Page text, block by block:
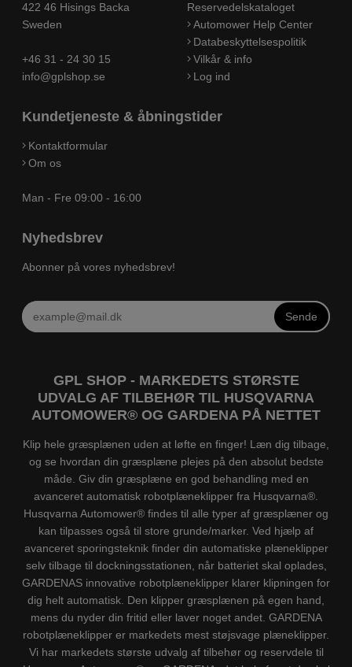
422 46 Hisings Backa
Sweden
+46 31 - 24 30 15
info@gplshop.se
Reservedelskataloget
Automower Help Center
Databeskyttelsespolitik
Vilkår & info
Log ind
Kundetjeneste & åbningstider
Kontaktformular
Om os
Man - Fre 09:00 - 16:00
Nyhedsbrev
Abonner på vores nyhedsbrev!
Sende
GPL SHOP - MARKEDETS STØRSTE
UDVALG AF TILBEHØR TIL HUSQVARNA
AUTOMOWER® OG GARDENA PÅ NETTET
Klip hele græsplænen uden at løfte en finger! Læn dig tilbage,
og se hvordan din græsplæne plejes på den absolut bedste
måde. Giv din græsplæne en god behandling med en
avanceret automatisk robotplæneklipper fra Husqvarna®.
Husqvarna Automower® findes til alle typer af græsplæner og
kan tilpasses også til store grunde/marker. Ved hjælp af
avanceret sporingsteknik finder din automatiske plæneklipper
selv tilbage til dockningsstationen, når batteriet skal oplades,
GARDENAS innovative robotplæneklipper klarer klipningen for
dig helt automatisk. Den klipper græsplænen på egen hand,
mens du nyder din fritid eller laver noget andet. GARDENA
robotplæneklipper er markedets mest støjsvage plæneklipper.
Vi har markedets største udvalg af tilbehør og reservdele til